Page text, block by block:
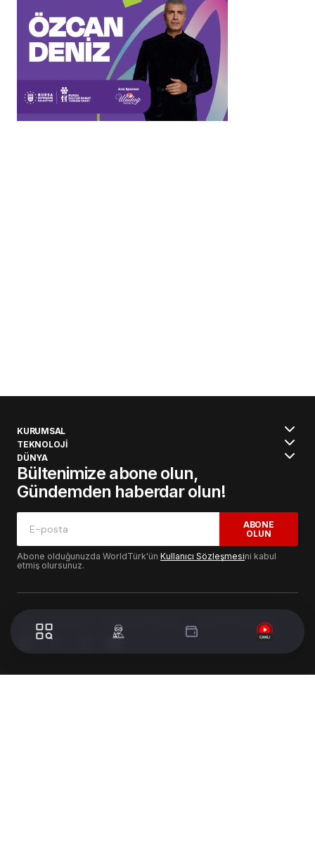
KURUMSAL
TEKNOLOJİ
DÜNYA
Bültenimize abone olun,
Gündemden haberdar olun!
ABONE
OLUN
Abone olduğunuzda WorldTürk'ün Kullanıcı Sözleşmesini kabul
etmiş olursunuz.
© 2024 WorldTurk. Tüm Hakları Saklıdır. - Tasarım & Geliştirme :
Volion's